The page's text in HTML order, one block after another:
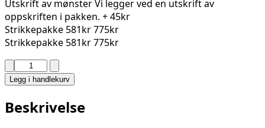
Utskrift av mønsterVi legger ved en utskrift av
oppskriften i pakken. + 45kr
Strikkepakke 581kr775kr
Strikkepakke 581kr775kr
ARIOSO
JAKKE
01E
antall
Legg i handlekurv
Beskrivelse